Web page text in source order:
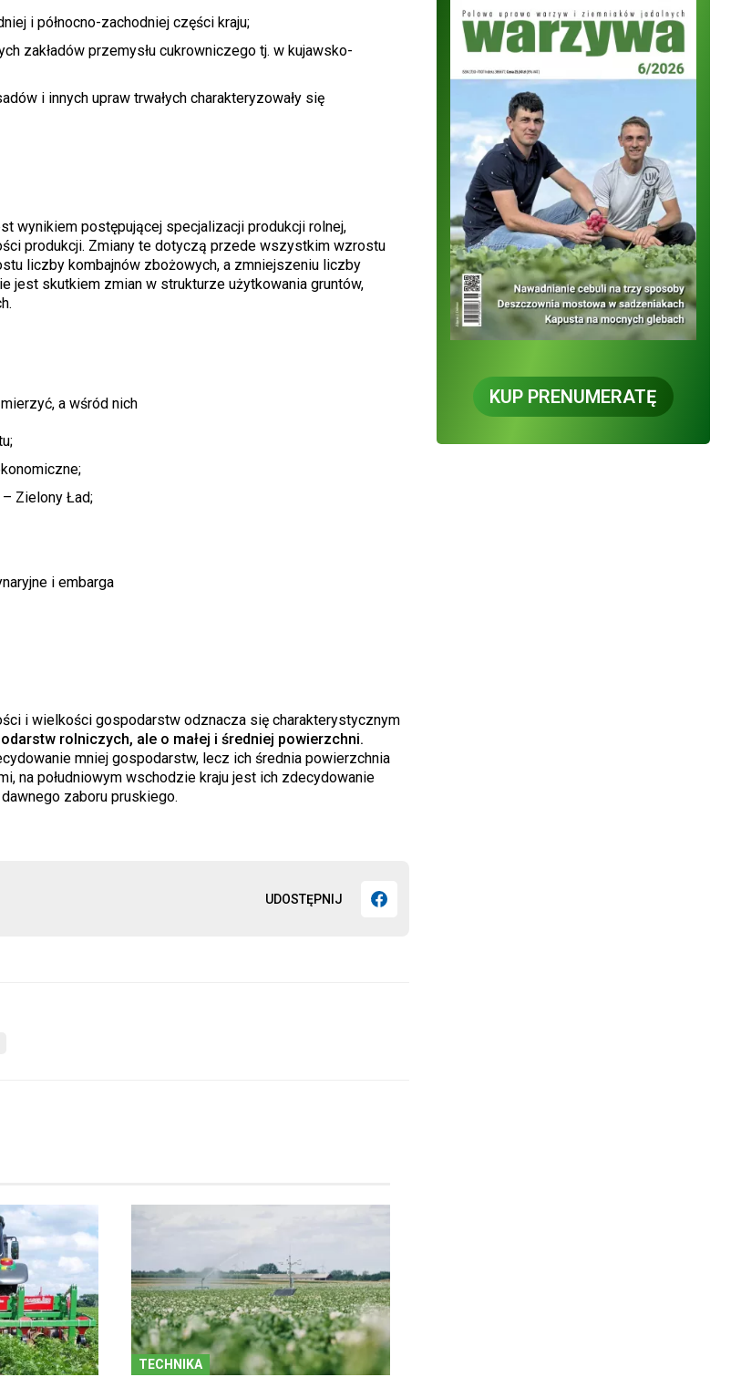
UDOSTĘPNIJ
i północno-zachodniej części kraju;
zakładów przemysłu cukrowniczego tj. w kujawsko-
i innych upraw trwałych charakteryzowały się
wynikiem postępującej specjalizacji produkcji rolnej,
produkcji. Zmiany te dotyczą przede wszystkim wzrostu
liczby kombajnów zbożowych, a zmniejszeniu liczby
jest skutkiem zmian w strukturze użytkowania gruntów,
a wśród nich
Zielony Ład;
i embarga
i wielkości gospodarstw odznacza się charakterystycznym
rolniczych, ale o małej i średniej powierzchni.
mniej gospodarstw, lecz ich średnia powierzchnia
na południowym wschodzie kraju jest ich zdecydowanie
zaboru pruskiego.
TECHNIKA
KUP PRENUMERATĘ